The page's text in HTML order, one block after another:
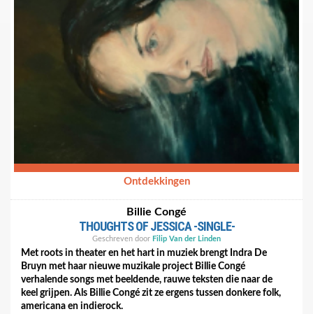
Ontdekkingen
Billie Congé
THOUGHTS OF JESSICA -SINGLE-
Geschreven door Filip Van der Linden
Met roots in theater en het hart in muziek brengt Indra De
Bruyn met haar nieuwe muzikale project Billie Congé
verhalende songs met beeldende, rauwe teksten die naar de
keel grijpen. Als Billie Congé zit ze ergens tussen donkere folk,
americana en indierock.